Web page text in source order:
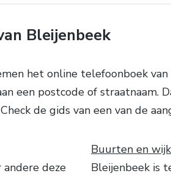
Bleijenbeek
het online telefoonboek
een postcode of
de gids van een van de
andere deze
Buurten en
Bleijenbeek is